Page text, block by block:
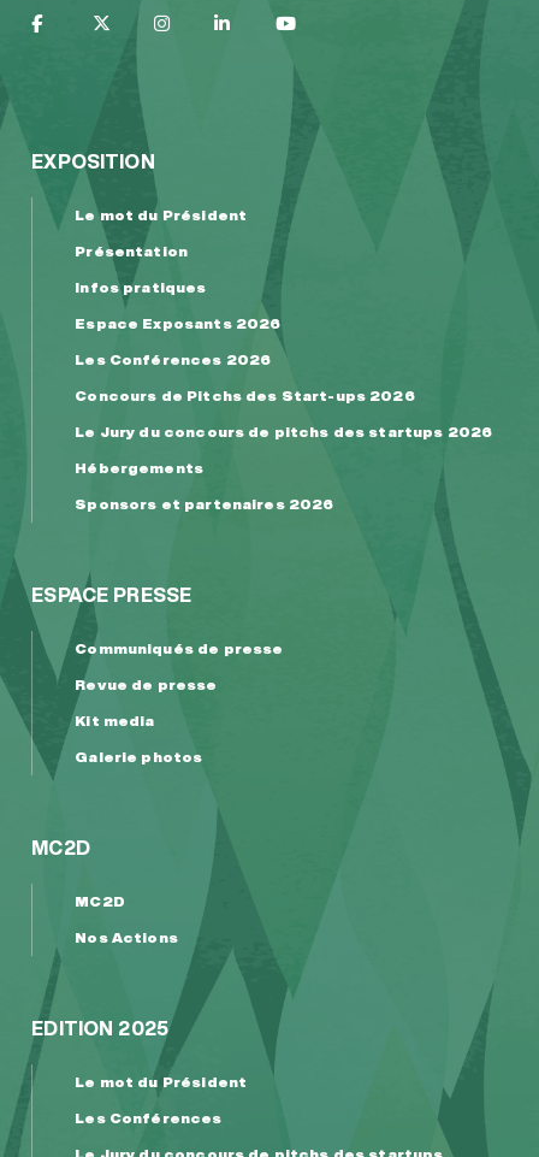
EXPOSITION
Le mot du Président
Présentation
Infos pratiques
Espace Exposants 2026
Les Conférences 2026
Concours de Pitchs des Start-ups 2026
Le Jury du concours de pitchs des startups 2026
Hébergements
Sponsors et partenaires 2026
ESPACE PRESSE
Communiqués de presse
Revue de presse
Kit media
Galerie photos
MC2D
MC2D
Nos Actions
EDITION 2025
Le mot du Président
Les Conférences